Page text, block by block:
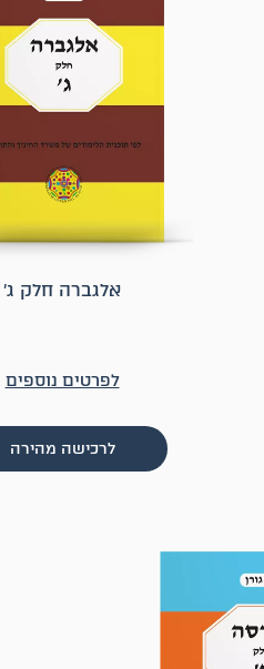
אלגברה חלק ג׳
לפרטים נוספים
לרכישה מהירה